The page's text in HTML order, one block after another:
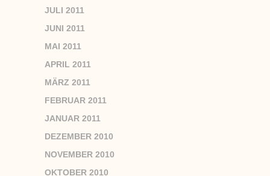
JULI 2011
JUNI 2011
MAI 2011
APRIL 2011
MÄRZ 2011
FEBRUAR 2011
JANUAR 2011
DEZEMBER 2010
NOVEMBER 2010
OKTOBER 2010